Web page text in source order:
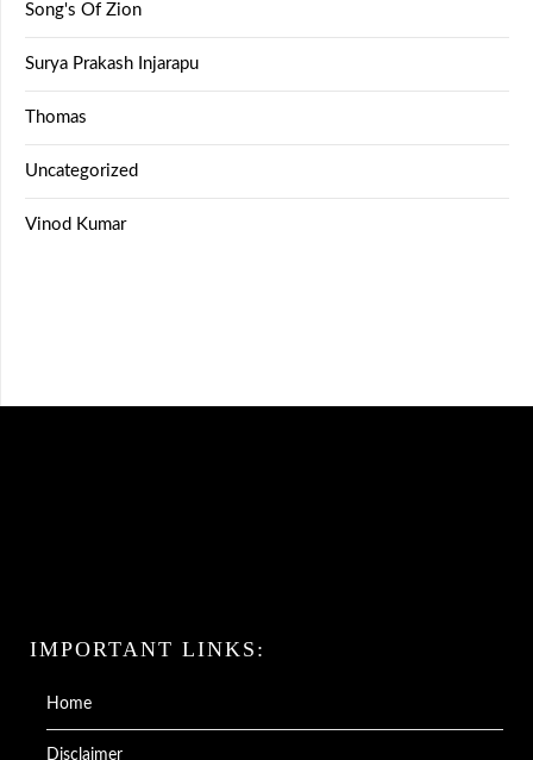
Song's Of Zion
Surya Prakash Injarapu
Thomas
Uncategorized
Vinod Kumar
IMPORTANT LINKS:
Home
Disclaimer